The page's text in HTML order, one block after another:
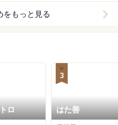
をもっと見る
ロ
3
はた善